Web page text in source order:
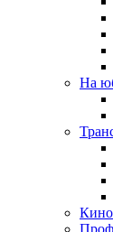
На
Кино